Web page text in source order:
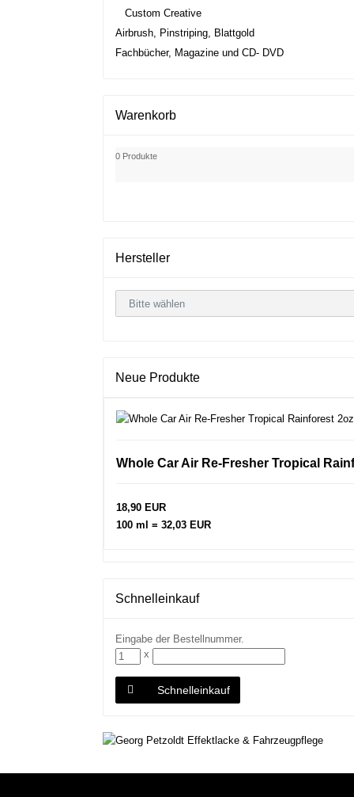
Custom Creative
Airbrush, Pinstriping, Blattgold
Fachbücher, Magazine und CD- DVD
Warenkorb
0 Produkte
Hersteller
Neue Produkte
Whole Car Air Re-Fresher Tropical
18,90 EUR
100 ml = 32,03 EUR
Schnelleinkauf
Eingabe der Bestellnummer.
x
Schnelleinkauf